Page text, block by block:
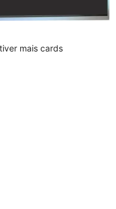
mais cards